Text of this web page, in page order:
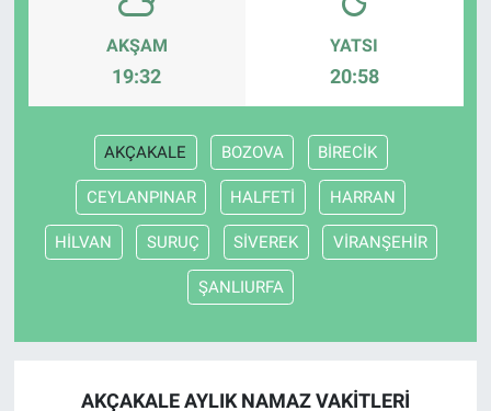
AKŞAM
19:32
YATSI
20:58
AKÇAKALE BOZOVA BİRECİK
CEYLANPINAR HALFETİ HARRAN
HİLVAN SURUÇ SİVEREK VİRANŞEHİR
ŞANLIURFA
AKÇAKALE AYLIK NAMAZ VAKITLERI